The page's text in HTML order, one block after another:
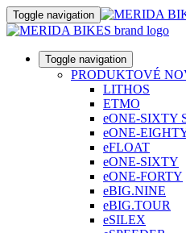
Toggle navigation
Toggle navigation
PRODUKTOVÉ
LITHOS
ETMO
eONE-SIXTY
eONE-
eFLOAT
eONE-SIXTY
eONE-FORTY
eBIG.NINE
eBIG.TOUR
eSILEX